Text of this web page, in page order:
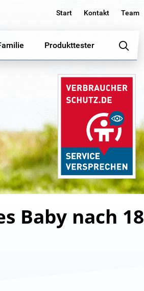
Start Kontakt Team
Produkttester
Baby nach 18